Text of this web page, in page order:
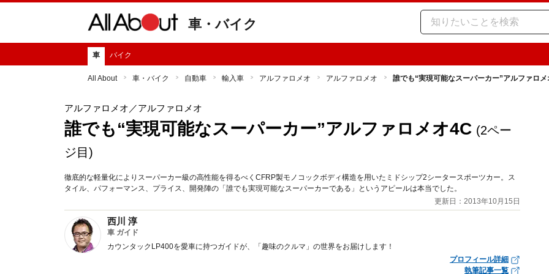
車・バイク
車 バイク
All About 車・バイク 自動車 輸入車 アルファロメオ アルファロメオ 誰でも“実現可能なスーパーカー”アルファロ
アルファロメオ ／アルファロメオ
誰でも“実現可能なスーパーカー”アルファロメオ4C (2ペー
ジ目)
徹底的な軽量化によりスーパーカー級の高性能を得るべくCFRP製モノコックボディ構造を用いたミドシップ2シータースポーツカー。ス
タイル、パフォーマンス、プライス、開発陣の「誰でも実現可能なスーパーカーである」というアピールは本当でした。
更新日：2013年10月15日
西川 淳
車 ガイド
カウンタックLP400を愛車に持つガイドが、「趣味のクルマ」の世界をお届けします！
プロフィール詳細
執筆記事一覧